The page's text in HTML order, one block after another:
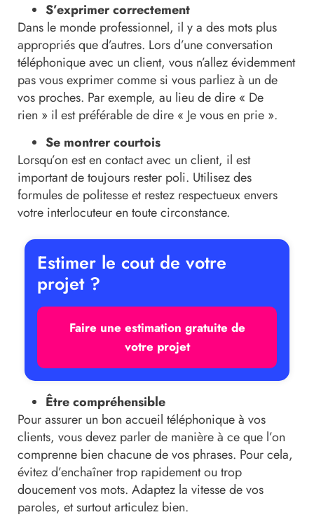
S’exprimer correctement
Dans le monde professionnel, il y a des mots plus
appropriés que d’autres. Lors d’une conversation
téléphonique avec un client, vous n’allez évidemment
pas vous exprimer comme si vous parliez à un de
vos proches. Par exemple, au lieu de dire « De
rien » il est préférable de dire « Je vous en prie ».
Se montrer courtois
Lorsqu’on est en contact avec un client, il est
important de toujours rester poli. Utilisez des
formules de politesse et restez respectueux envers
votre interlocuteur en toute circonstance.
Estimer le cout de votre
projet ?
Faire une estimation gratuite de
votre projet
Être compréhensible
Pour assurer un bon accueil téléphonique à vos
clients, vous devez parler de manière à ce que l’on
comprenne bien chacune de vos phrases. Pour cela,
évitez d’enchaîner trop rapidement ou trop
doucement vos mots. Adaptez la vitesse de vos
paroles, et surtout articulez bien.